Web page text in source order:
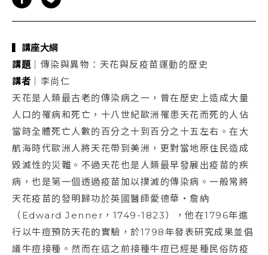
▍講座大綱
講題 ｜傳染與異物：天花與反疫苗運動的歷史
講者 ｜李尚仁
天花是人類最古老的傳染病之一，曾在歷史上造成大量
人口的罹病和死亡，十八世紀歐洲罹患天花而死的人佔
當時全體死亡人數的百分之十到百分之十五左右。在大
航海時代歐洲人將天花帶到美洲，更對當地原住民造成
毀滅性的災難。不過天花也是人類最早發展出疫苗的疾
病，也是第一個透過疫苗加以撲滅的傳染病。一般常將
天花疫苗的發明歸功於英國醫師愛德華‧詹納
（Edward Jenner，1749-1823），他在1796年進
行以牛痘預防天花的實驗，於1798年發表研究成果並倡
議牛痘接種。然而在這之前接種牛痘已經是種民俗防疫